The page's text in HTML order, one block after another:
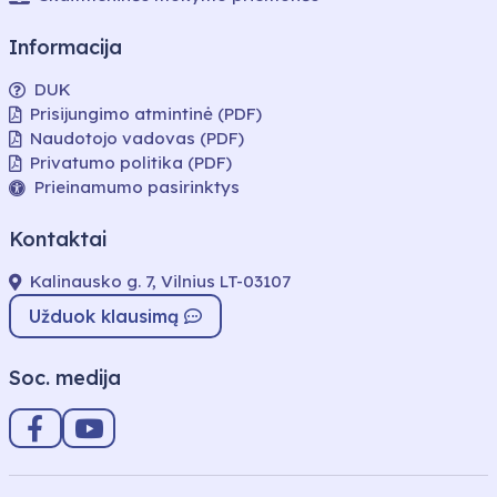
Informacija
DUK
Prisijungimo atmintinė (PDF)
Naudotojo vadovas (PDF)
Privatumo politika (PDF)
Prieinamumo pasirinktys
Kontaktai
Kalinausko g. 7, Vilnius LT-03107
Užduok klausimą
Soc. medija